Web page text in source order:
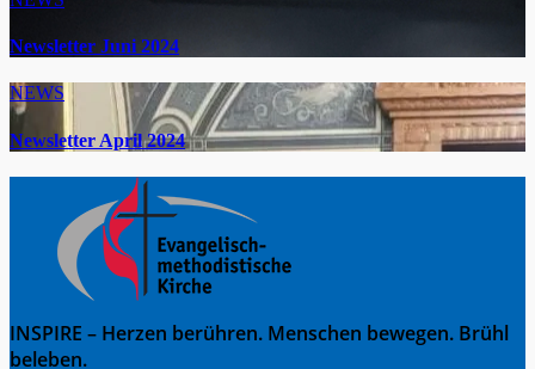
Newsletter Juni 2024
NEWS
Newsletter April 2024
INSPIRE – Herzen berühren. Menschen bewegen. Brühl
beleben.